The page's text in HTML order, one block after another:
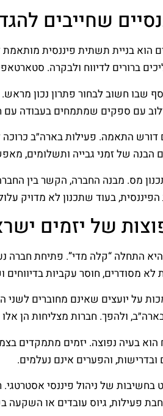
שחייבים
הוא בניית תשתית פיננסית
ברורים לדיווח ולבקרה.
שבו חשוב לבחור פתרון נכון
הבנה של זמני גבייה ותשלומים,
מס. מבנה החברה, הקשר בין
בעוד שתכנון לא מדויק
של יזמים
התחלה “קלה מדי”. פתיחת חברה
לא מסודרים, חוסר עקביות
על יועצים שאינם מחוברים
ולהפך. חברות מצליחות הן
הוא בעיה נפוצה. יזמים מתמקדים
והפערים אינם נעלמים.
בחשיבות של ניהול פיננסי
פעילות, גיוס עובדים או השקעה